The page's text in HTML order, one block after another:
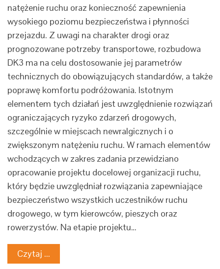
natężenie ruchu oraz konieczność zapewnienia
wysokiego poziomu bezpieczeństwa i płynności
przejazdu. Z uwagi na charakter drogi oraz
prognozowane potrzeby transportowe, rozbudowa
DK3 ma na celu dostosowanie jej parametrów
technicznych do obowiązujących standardów, a także
poprawę komfortu podróżowania. Istotnym
elementem tych działań jest uwzględnienie rozwiązań
ograniczających ryzyko zdarzeń drogowych,
szczególnie w miejscach newralgicznych i o
zwiększonym natężeniu ruchu. W ramach elementów
wchodzących w zakres zadania przewidziano
opracowanie projektu docelowej organizacji ruchu,
który będzie uwzględniał rozwiązania zapewniające
bezpieczeństwo wszystkich uczestników ruchu
drogowego, w tym kierowców, pieszych oraz
rowerzystów. Na etapie projektu…
Czytaj ...